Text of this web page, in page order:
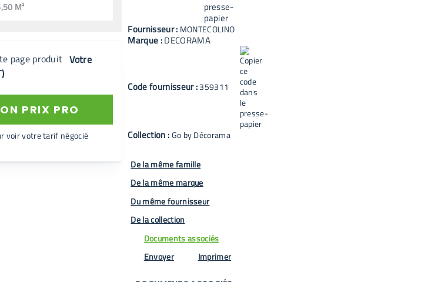
M²
Votre
PRIX PRO
voir votre tarif négocié
Fournisseur : MONTECOLINO
Marque :DECORAMA
Code fournisseur :359311
Collection :Go by Décorama
De la même famille
De la même marque
Du même fournisseur
De la collection
Documents associés
Envoyer
Imprimer